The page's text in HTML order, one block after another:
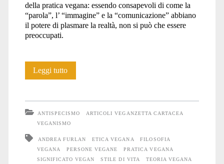
della pratica vegana: essendo consapevoli di come la
“parola”, l’ “immagine” e la “comunicazione” abbiano
il potere di plasmare la realtà, non si può che essere
preoccupati.
Leggi tuttoVerdure
ANTISPECISMO
ARTICOLI VEGANZETTA CARTACEA
VEGANISMO
ANDREA FURLAN ETICA VEGANA
FILOSOFIA
VEGANA
PERSONE VEGANE
PRATICA VEGANA
SIGNIFICATO VEGAN
STILE DI VITA
TEORIA VEGANA